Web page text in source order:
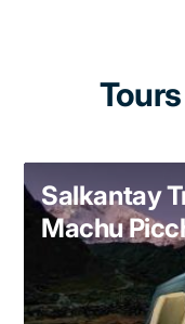
Salkantay
Machu